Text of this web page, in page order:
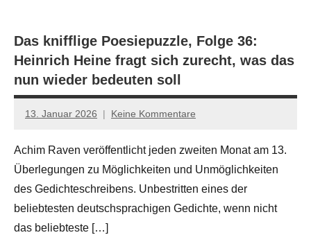
und
Kritik
Das knifflige Poesiepuzzle, Folge 36:
Heinrich Heine fragt sich zurecht, was das
nun wieder bedeuten soll
13. Januar 2026
Jan-
Hornauer
für
dasgedichtblog
Keine Kommentare
Achim Raven veröffentlicht jeden zweiten Monat am 13.
Überlegungen zu Möglichkeiten und Unmöglichkeiten
des Gedichteschreibens. Unbestritten eines der
beliebtesten deutschsprachigen Gedichte, wenn nicht
das beliebteste […]